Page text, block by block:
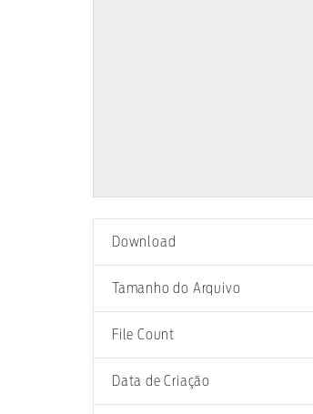
Download
Tamanho do Arquivo
File Count
Data de Criação